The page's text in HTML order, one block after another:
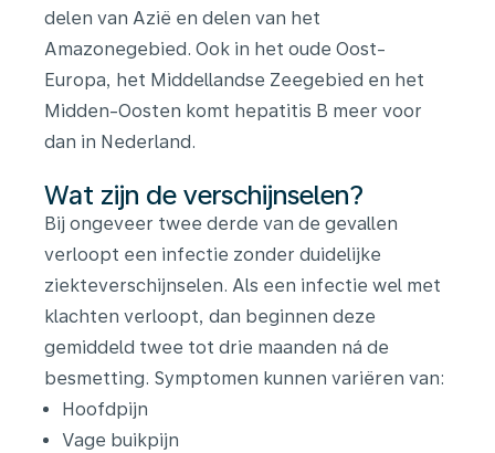
delen van Azië en delen van het
Amazonegebied. Ook in het oude Oost-
Europa, het Middellandse Zeegebied en het
Midden-Oosten komt hepatitis B meer voor
dan in Nederland.
Wat zijn de verschijnselen?
Bij ongeveer twee derde van de gevallen
verloopt een infectie zonder duidelijke
ziekteverschijnselen. Als een infectie wel met
klachten verloopt, dan beginnen deze
gemiddeld twee tot drie maanden ná de
besmetting. Symptomen kunnen variëren van:
Hoofdpijn
Vage buikpijn